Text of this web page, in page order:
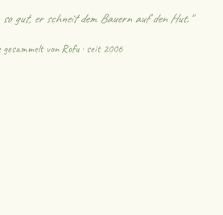
gut, er schneit dem Bauern auf den Hut."
vonRofu· seit 2006